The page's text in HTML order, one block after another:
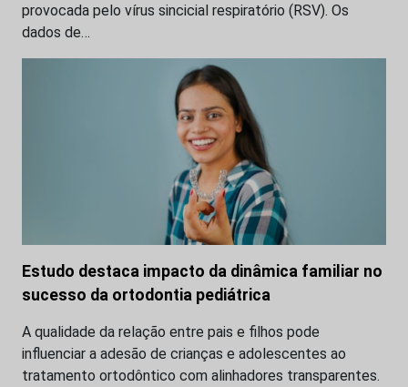
provocada pelo vírus sincicial respiratório (RSV). Os
dados de…
Estudo destaca impacto da dinâmica familiar no
sucesso da ortodontia pediátrica
A qualidade da relação entre pais e filhos pode
influenciar a adesão de crianças e adolescentes ao
tratamento ortodôntico com alinhadores transparentes.